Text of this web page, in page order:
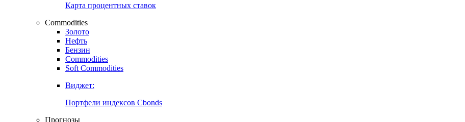
Карта процентных ставок
Commodities
Золото
Нефть
Бензин
Commodities
Soft Commodities
Виджет:
Портфели индексов Cbonds
Прогнозы